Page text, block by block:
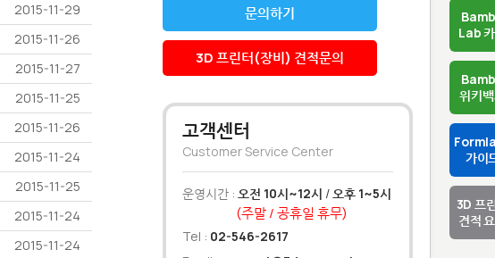
Lab
위키
가이
3D 프
견적
2015-11-29
2015-11-26
2015-11-27
2015-11-25
2015-11-26
2015-11-24
2015-11-25
2015-11-24
2015-11-24
문의하기
3D 프린터(장비) 견적문의
고객센터
Customer Service Center
운영시간 : 오전 10시~12시 /오후 1~5시
(주말 / 공휴일 휴무)
Tel : 02-546-2617